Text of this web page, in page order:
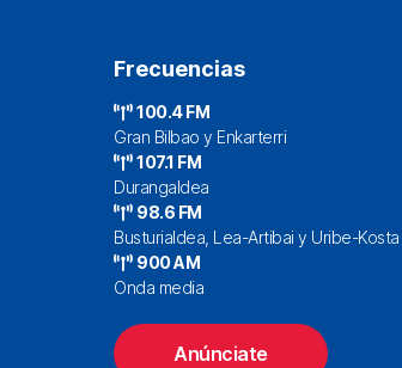
Frecuencias
100.4 FM
Gran Bilbao y Enkarterri
107.1 FM
Durangaldea
98.6 FM
Busturialdea, Lea-Artibai y Uribe-Kosta
900 AM
Onda media
Anúnciate